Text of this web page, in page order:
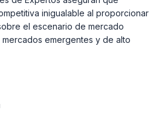
inigualable al proporcionar
el escenario de mercado
emergentes y de alto